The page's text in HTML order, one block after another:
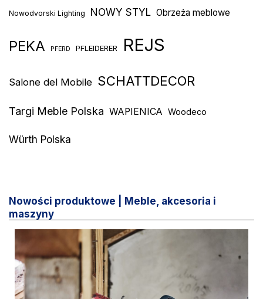
Nowodvorski Lighting NOWY STYL Obrzeża meblowe
PEKA PFERD PFLEIDERER REJS
Salone del Mobile SCHATTDECOR
Targi Meble Polska WAPIENICA Woodeco
Würth Polska
Nowości produktowe | Meble, akcesoria i
maszyny